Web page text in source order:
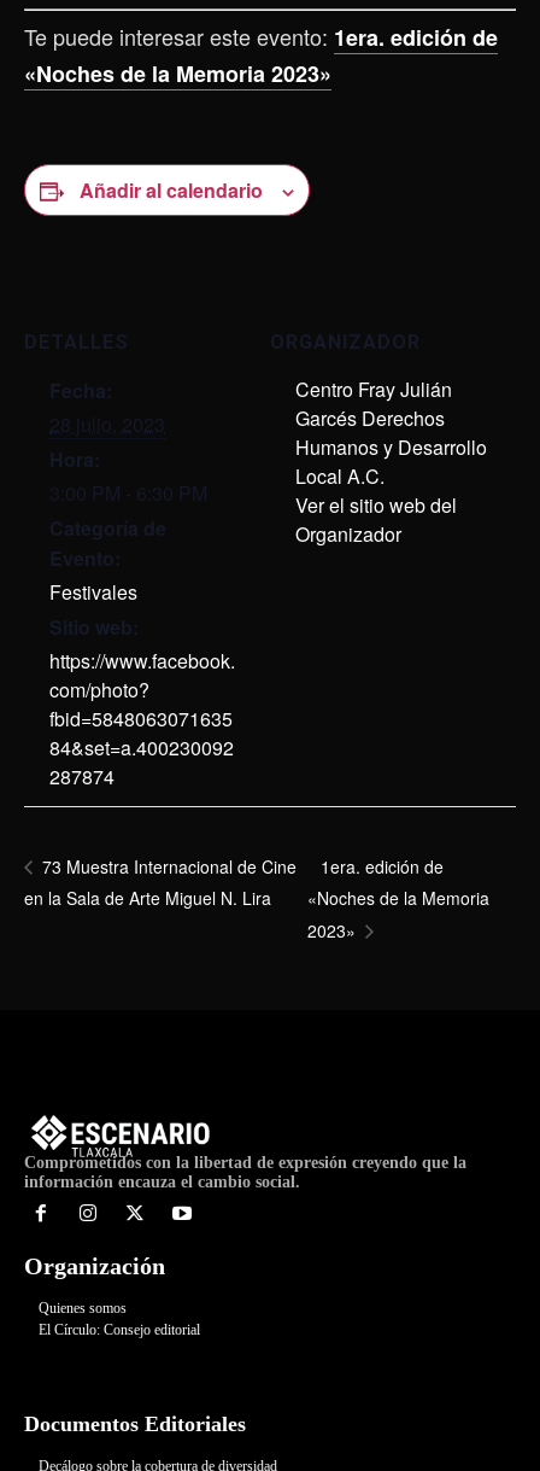
Te puede interesar este evento: 1era. edición de
«Noches de la Memoria 2023»
Añadir al calendario
DETALLES
Fecha:
28 julio, 2023
Hora:
3:00 PM - 6:30 PM
Categoría de
Evento:
Festivales
Sitio web:
https://www.facebook.
com/photo?
fbid=5848063071635
84&set=a.400230092
287874
ORGANIZADOR
Centro Fray Julián
Garcés Derechos
Humanos y Desarrollo
Local A.C.
Ver el sitio web del
Organizador
73 Muestra Internacional de Cine
en la Sala de Arte Miguel N. Lira
1era. edición de
«Noches de la Memoria
2023»
Comprometidos con la libertad de expresión creyendo que la
información encauza el cambio social.
Organización
Quienes somos
El Círculo: Consejo editorial
Documentos Editoriales
Decálogo sobre la cobertura de diversidad